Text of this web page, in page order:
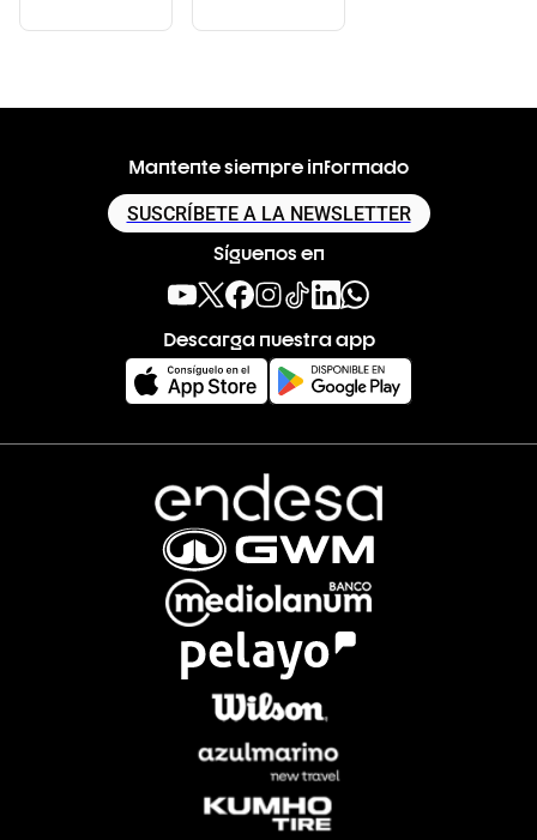
Mantente siempre informado
SUSCRÍBETE A LA NEWSLETTER
Síguenos en
Descarga nuestra app